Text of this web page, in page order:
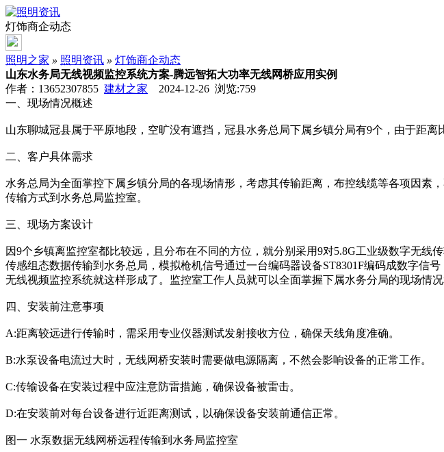
灯饰商企动态
照明之家 » 照明资讯 » 灯饰商企动态
山东水务局无线视频监控系统方案-腾远智拓大功率无线网桥应用实例
作者：13652307855 建材之家 2024-12-26 浏览:759
一、现场情况概述
山东聊城冠县属于平原地段，空旷没有遮挡，冠县水务总局下属乡镇分局有9个，由于距离
二、客户具体需求
水务总局为全面掌控下属乡镇分局的各现场情形，考虑其传输距离，布控线缆等各项因
传输方式到水务总局监控室。
三、现场方案设计
因9个乡镇离监控室都比较远，且分布在不同的方位，就分别采用9对5.8G工业级数字无
传感组态数据传输到水务总局，模拟枪机信号通过一台编码器设备ST8301F编码成数字信
无线视频监控系统就这样形成了。监控室工作人员就可以全面掌握下属水务分局的现场情
四、安装前注意事项
A:距离较远进行传输时，需采用专业仪器测试发射接收方位，确保天线角度准确。
B:水泵设备电流过大时，无线网桥安装时需要做电源隔离，不然会影响设备的正常工作。
C:传输设备在安装过程中应注意防雷措施，确保设备被雷击。
D:在安装前对每台设备进行近距离测试，以确保设备安装前通信正常。
图一 水泵数据无线网桥远程传输到水务局监控室